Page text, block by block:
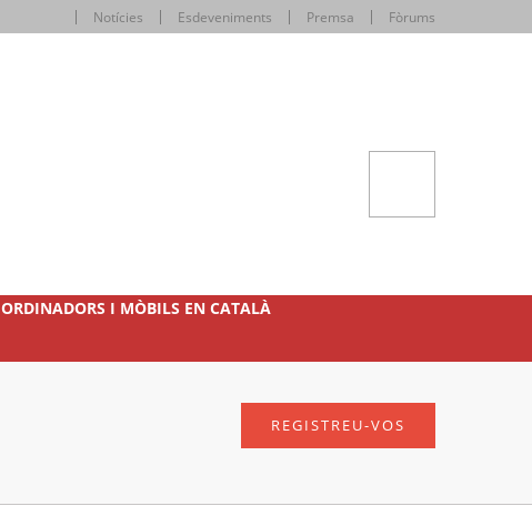
Notícies Esdeveniments Premsa Fòrums
ORDINADORS I MÒBILS EN CATALÀ
REGISTREU-VOS